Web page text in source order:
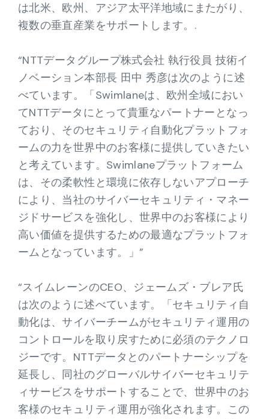
は北米、欧州、アジア太平洋地域にまたがり、
複数の垂直産業をサポートします。.
“NTTデータグループ株式会社 執行役員 技術イ
ノベーション本部長 田中 秀彦は次のように述
べています。「Swimlaneは、欧州全域におい
てNTTデータにとって貴重なパートナーとなっ
ており、そのセキュリティ自動化プラットフォ
ームの力を世界中のお客様に提供していきたい
と考えています。Swimlaneプラットフォーム
は、その柔軟性と環境に依存しないアプローチ
により、当社のサイバーセキュリティ・マネー
ジドサービスを強化し、世界中のお客様により
高い価値を提供するための最適なプラットフォ
ームとなっています。」”
“スイムレーンのCEO、ジェームズ・ブレア氏
は次のように述べています。「セキュリティ自
動化は、サイバーチームがセキュリティ運用の
コントロールを取り戻すために必須のテクノロ
ジーです。NTTデータとのパートナーシップを
延長し、同社のグローバルサイバーセキュリテ
ィサービスをサポートすることで、世界中のお
客様のセキュリティ運用が強化されます。この